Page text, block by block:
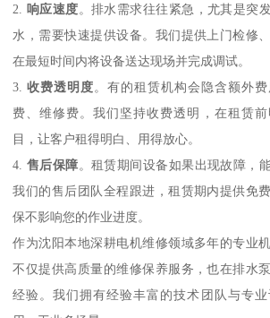
2.
响应速度。排水需求往往紧急，尤其是突
水，需要快速提供设备。我们提供上门检修
在最短时间内将设备送达现场并完成调试。
3.收费透明度。有的租赁机构会隐含额外
费、维修费。我们坚持收费透明，在租赁
目，让客户租得明白、用得放心。
4. 售后保障。租赁期间设备如果出现故障，
我们的售后团队全程跟进，租赁期内提供免
保不影响您的作业进度。
作为沈阳本地深耕电机维修领域多年的专业
不仅提供高质量的维修保养服务，也在排水
经验。我们拥有经验丰富的技术团队与专